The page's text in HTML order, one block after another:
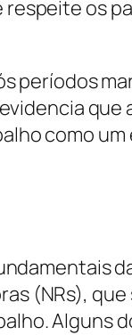
os
períodos
que
como
(NRs), que
Alguns